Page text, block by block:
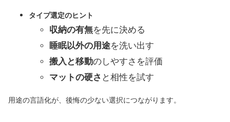
タイプ選定のヒント
収納の有無を先に決める
睡眠以外の用途を洗い出す
搬入と移動のしやすさを評価
マットの硬さ と相性を試す
用途の言語化が、後悔の少ない選択につながります。